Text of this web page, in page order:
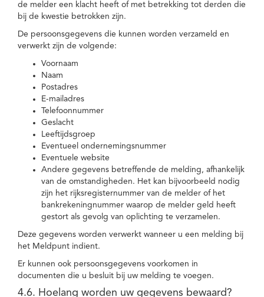
de melder een klacht heeft of met betrekking tot derden die
bij de kwestie betrokken zijn.
De persoonsgegevens die kunnen worden verzameld en
verwerkt zijn de volgende:
Voornaam
Naam
Postadres
E-mailadres
Telefoonnummer
Geslacht
Leeftijdsgroep
Eventueel ondernemingsnummer
Eventuele website
Andere gegevens betreffende de melding, afhankelijk
van de omstandigheden. Het kan bijvoorbeeld nodig
zijn het rijksregisternummer van de melder of het
bankrekeningnummer waarop de melder geld heeft
gestort als gevolg van oplichting te verzamelen.
Deze gegevens worden verwerkt wanneer u een melding bij
het Meldpunt indient.
Er kunnen ook persoonsgegevens voorkomen in
documenten die u besluit bij uw melding te voegen.
4.6. Hoelang worden uw gegevens bewaard?